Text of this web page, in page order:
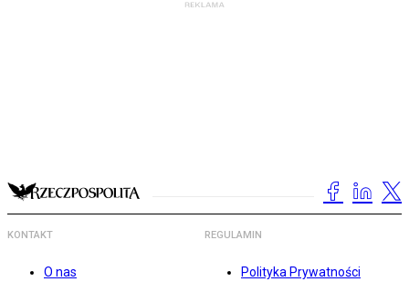
KONTAKT
O nas
REGULAMIN
Polityka Prywatności